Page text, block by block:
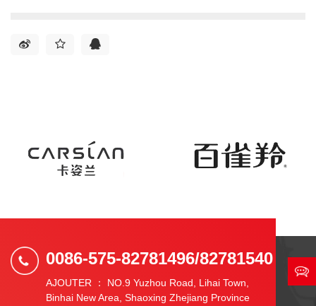
0086-575-82781496/82781540
AJOUTER ： NO.9 Yuzhou Road, Lihai Town,
Binhai New Area, Shaoxing Zhejiang Province